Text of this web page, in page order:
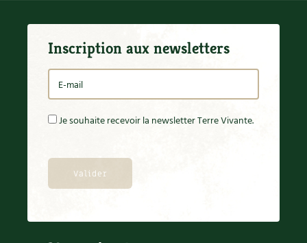
Tous au jardin ! avec Pascal
Inscription aux newsletters
Je souhaite recevoir la newsletter Terre Vivante.